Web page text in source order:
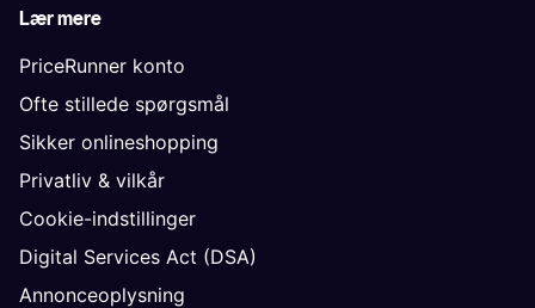
Lær mere
PriceRunner konto
Ofte stillede spørgsmål
Sikker onlineshopping
Privatliv & vilkår
Cookie-indstillinger
Digital Services Act (DSA)
Annonceoplysning